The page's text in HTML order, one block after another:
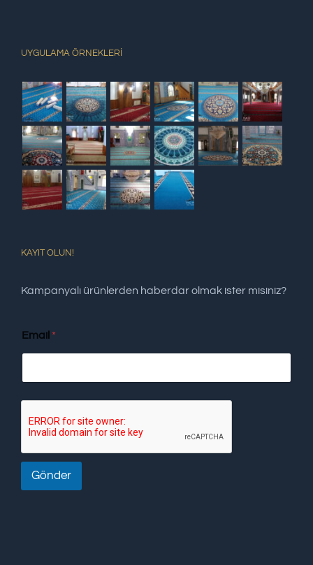
UYGULAMA ÖRNEKLERİ
KAYIT OLUN!
Kampanyalı ürünlerden haberdar olmak ister misiniz?
Email *
Gönder